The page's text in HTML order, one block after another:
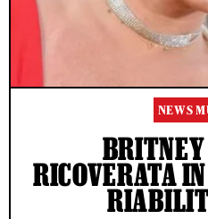
NEWS
RICOVERATA